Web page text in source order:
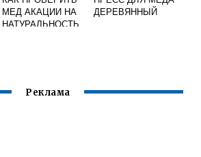
МЕД АКАЦИИ НА
НАТУРАЛЬНОСТЬ
ДЕРЕВЯННЫЙ
Реклама